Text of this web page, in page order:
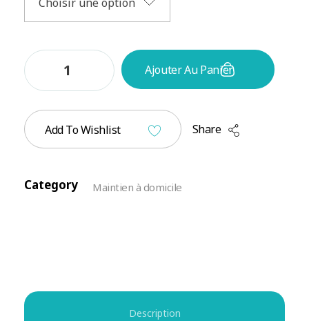
Ajouter Au Panier
Add To Wishlist Share
Category Maintien à domicile
Description